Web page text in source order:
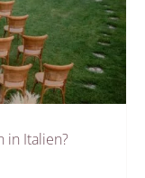
in Italien?